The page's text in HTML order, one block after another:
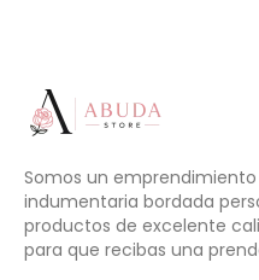
Somos un
indumentaria bordada
productos de excelente
para que recibas una